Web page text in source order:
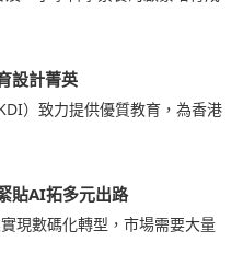
設計菁英
）致力提供優質教育，為香港
貼AI拓多元出路
現數碼化轉型，市場需要大量